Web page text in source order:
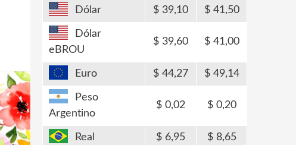
Dólar 39,10 41,50
Dólar
eBROU
39,60 41,00
Euro 44,27 49,14
Peso
Argentino
0,02 0,20
Real 6,95 8,65